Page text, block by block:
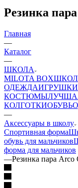
Резинка
Главная
—
Каталог
—
ШКОЛА
MILOTA BOX
ОДЕЖДАИГРУШКИ
КОСТЮМЫ
КОЛГОТКИОБУВЬ
—
Аксессуары в школу
Спортивная форма
обувь для мальчиков
форма для мальчиков
—Резинка пара Arco